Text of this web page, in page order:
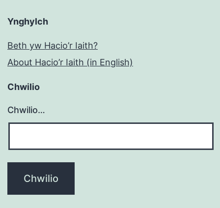
Ynghylch
Beth yw Hacio’r Iaith?
About Hacio’r Iaith (in English)
Chwilio
Chwilio…